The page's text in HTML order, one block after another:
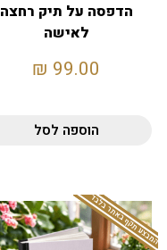
הדפסה על תיק רחצה
לאישה
99.00
₪
הוספה לסל
המבצע תקף באתר בלבד